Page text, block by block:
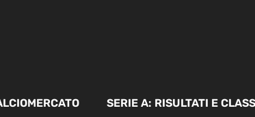
SERIE A: RISULTATI E